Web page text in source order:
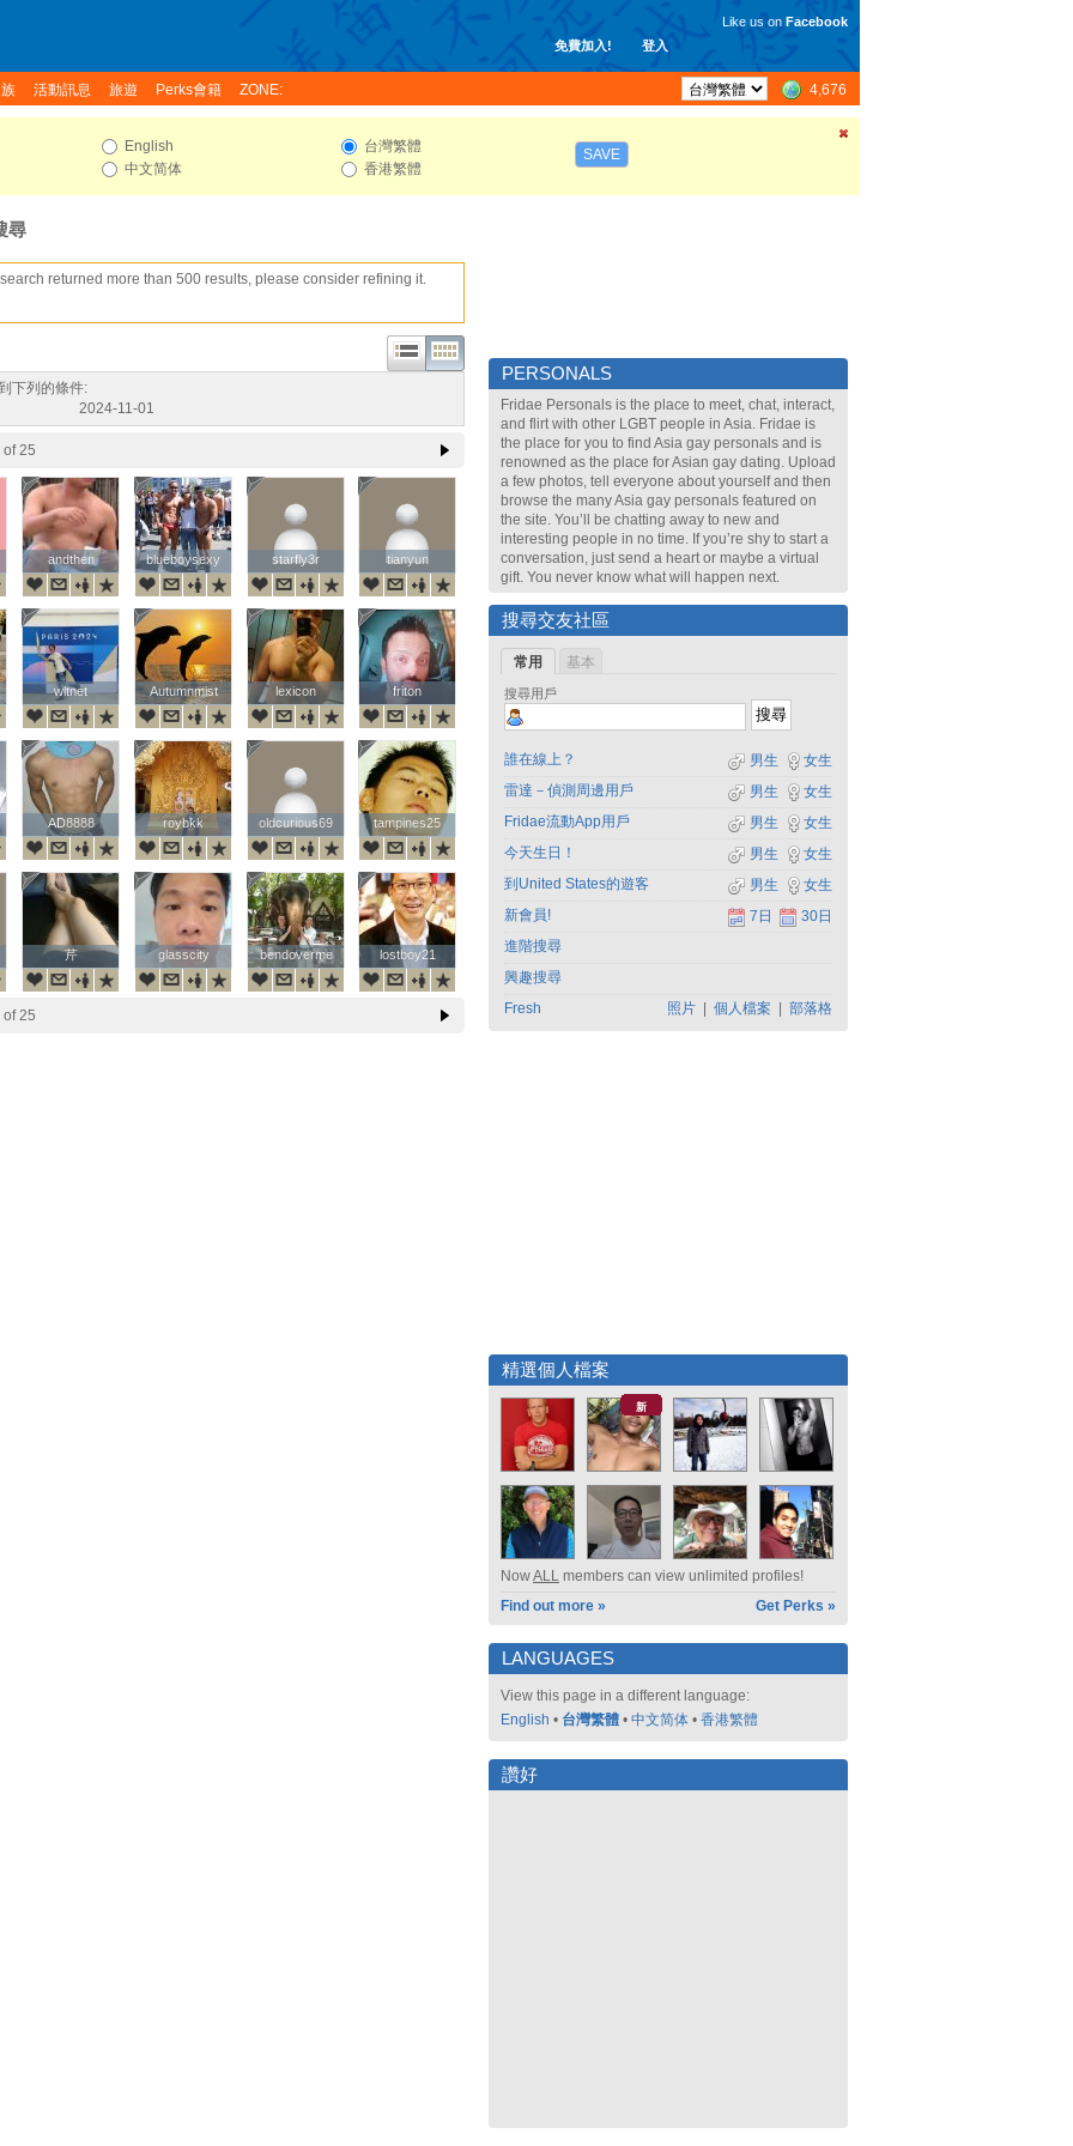
免費加入! 登入
Like us on Facebook
活動訊息 旅遊 Perks會籍 ZONE: 4,676
English
中文简体
台灣繁體
香港繁體
SAVE
尋
returned more than 500 results, please consider refining it.
下列的條件:
2024-11-01
of 25
andthen
andthen blueboysexy
blueboysexy starfly3r
starfly3r tianyun
tianyun
wltnet
wltnet Autumnmist
Autumnmist lexicon
lexicon friton
friton
AD8888
AD8888 roybkk
roybkk oldcurious69
oldcurious69 tampines25
tampines25
芹
芹 glasscity
glasscity bendoverme
bendoverme lostboy21
lostboy21
of 25
PERSONALS
Fridae Personals is the place to meet, chat, interact,
and flirt with other LGBT people in Asia. Fridae is
the place for you to find Asia gay personals and is
renowned as the place for Asian gay dating. Upload
a few photos, tell everyone about yourself and then
browse the many Asia gay personals featured on
the site. You’ll be chatting away to new and
interesting people in no time. If you’re shy to start a
conversation, just send a heart or maybe a virtual
gift. You never know what will happen next.
搜尋交友社區
常用 基本
搜尋用戶
誰在線上？ 女生
男生
雷達－偵測周邊用戶
女生
男生
Fridae流動App用戶
女生
男生
今天生日！
女生
男生
到United States的遊客
女生
男生
新會員!
30日
7日
進階搜尋
興趣搜尋
Fresh
照片 個人檔案 部落格
精選個人檔案
新
NowALL members can view unlimited profiles!
Find out more »
Get Perks »
LANGUAGES
View this page in a different language:
English • 台灣繁體 • 中文简体 • 香港繁體
讚好